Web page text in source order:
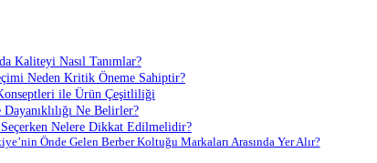
Kaliteyi Nasıl Tanımlar?
Neden Kritik Öneme Sahiptir?
ile Ürün Çeşitliliği
Ne Belirler?
Nelere Dikkat Edilmelidir?
Önde Gelen Berber Koltuğu Markaları Arasında Yer Alır?